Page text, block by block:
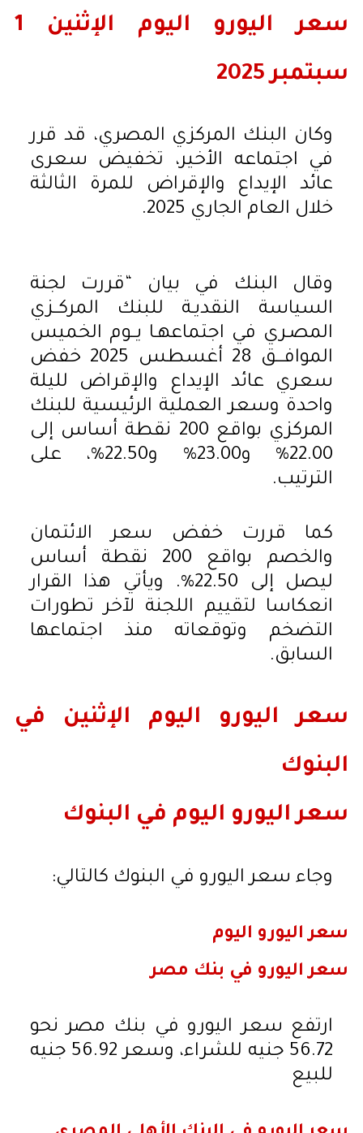
سعر اليورو اليوم الإثنين 1
سبتمبر 2025
وكان البنك المركزي المصري، قد قرر
في اجتماعه الأخير، تخفيض سعرى
عائد الإيداع والإقراض للمرة الثالثة
خلال العام الجاري 2025.
وقال البنك في بيان “قررت لجنة
السياسة النقديـة للبنك المركــزي
المصـري في اجتماعهـا يــوم الخميس
الموافـــق 28 أغسطس 2025 خفض
سعري عائد الإيداع والإقراض لليلة
واحدة وسعر العملية الرئيسية للبنك
المركزي بواقع 200 نقطة أساس إلى
22.00% و23.00% و22.50%، على
الترتيب.
كما قررت خفض سعر الائتمان
والخصم بواقع 200 نقطة أساس
ليصل إلى 22.50%. ويأتي هذا القرار
انعكاسا لتقييم اللجنة لآخر تطورات
التضخم وتوقعاته منذ اجتماعها
السابق.
سعر اليورو اليوم الإثنين في
البنوك
سعر اليورو اليوم في البنوك
وجاء سعر اليورو في البنوك كالتالي:
سعر اليورو اليوم
سعر اليورو في بنك مصر
ارتفع سعر اليورو في بنك مصر نحو
56.72 جنيه للشراء، وسعر 56.92 جنيه
للبيع